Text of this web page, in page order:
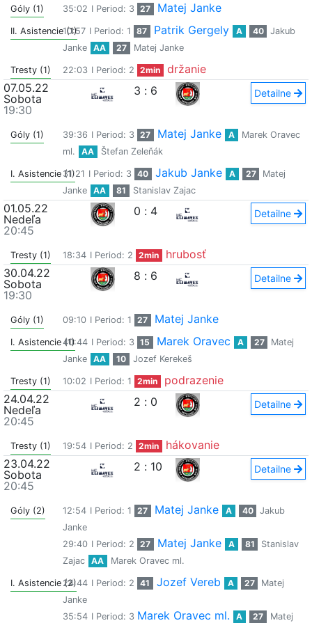
Góly (1) 35:02 I Period: 3 27 Matej Janke
II. Asistencie (1)
10:57 I Period: 1 87 Patrik Gergely A 40
Jakub
Janke
AA 27 Matej Janke
Tresty (1) 22:03 I Period: 2 2min
držanie
07.05.22
Sobota
19:30
3 : 6 Detailne
Góly (1) 39:36 I Period: 3 27 Matej Janke A
Marek Oravec
ml.
AA Štefan Zeleňák
I. Asistencie (1)31:21 I Period: 3 40 Jakub Janke A 27
Matej
Janke
AA 81 Stanislav Zajac
01.05.22
Nedeľa
20:45
0 : 4 Detailne
Tresty (1) 18:34 I Period: 2 2min
hrubosť
30.04.22
Sobota
19:30
8 : 6 Detailne
Góly (1) 09:10 I Period: 1 27 Matej Janke
I. Asistencie (1)40:44 I Period: 3 15 Marek Oravec A 27
Matej
Janke
AA 10 Jozef Kerekeš
Tresty (1) 10:02 I Period: 1 2min
podrazenie
24.04.22
Nedeľa
20:45
2 : 0 Detailne
Tresty (1) 19:54 I Period: 2 2min
hákovanie
23.04.22
Sobota
20:45
2 : 10 Detailne
Góly (2) 12:54 I Period: 1 27 Matej Janke A 40
Jakub
Janke
29:40 I Period: 2 27 Matej Janke A 81
Stanislav
Zajac
AA Marek Oravec ml.
I. Asistencie (2)24:44 I Period: 2 41 Jozef Vereb A 27
Matej
Janke
35:54 I Period: 3 Marek Oravec ml. A 27
Matej